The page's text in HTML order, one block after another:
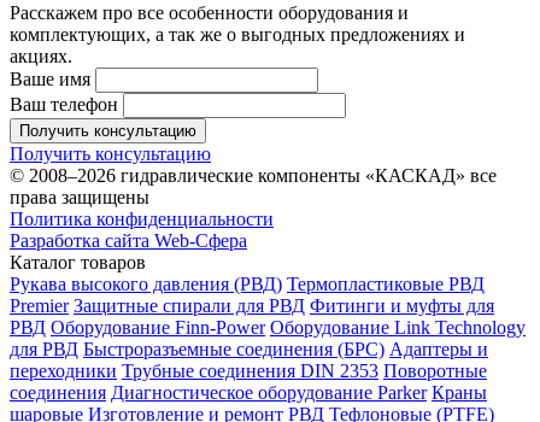
Расскажем про все особенности оборудования и
комплектующих, а так же о выгодных предложениях и
акциях.
Ваше имя
Ваш телефон
Получить консультацию
Получить консультацию
© 2008–2026 гидравлические компоненты «КАСКАД» все
права защищены
Политика конфиденциальности
Разработка сайта Web-Сфера
Каталог товаров
Рукава высокого давления (РВД) Термопластиковые РВД
Premier Защитные спирали для РВД Фитинги и муфты для
РВД Оборудование Finn-Power Оборудование Link Technology
для РВД Быстроразъемные соединения (БРС) Адаптеры и
переходники Трубные соединения DIN 2353 Поворотные
соединения Диагностическое оборудование Parker Краны
шаровые Изготовление и ремонт РВД Тефлоновые (PTFE)